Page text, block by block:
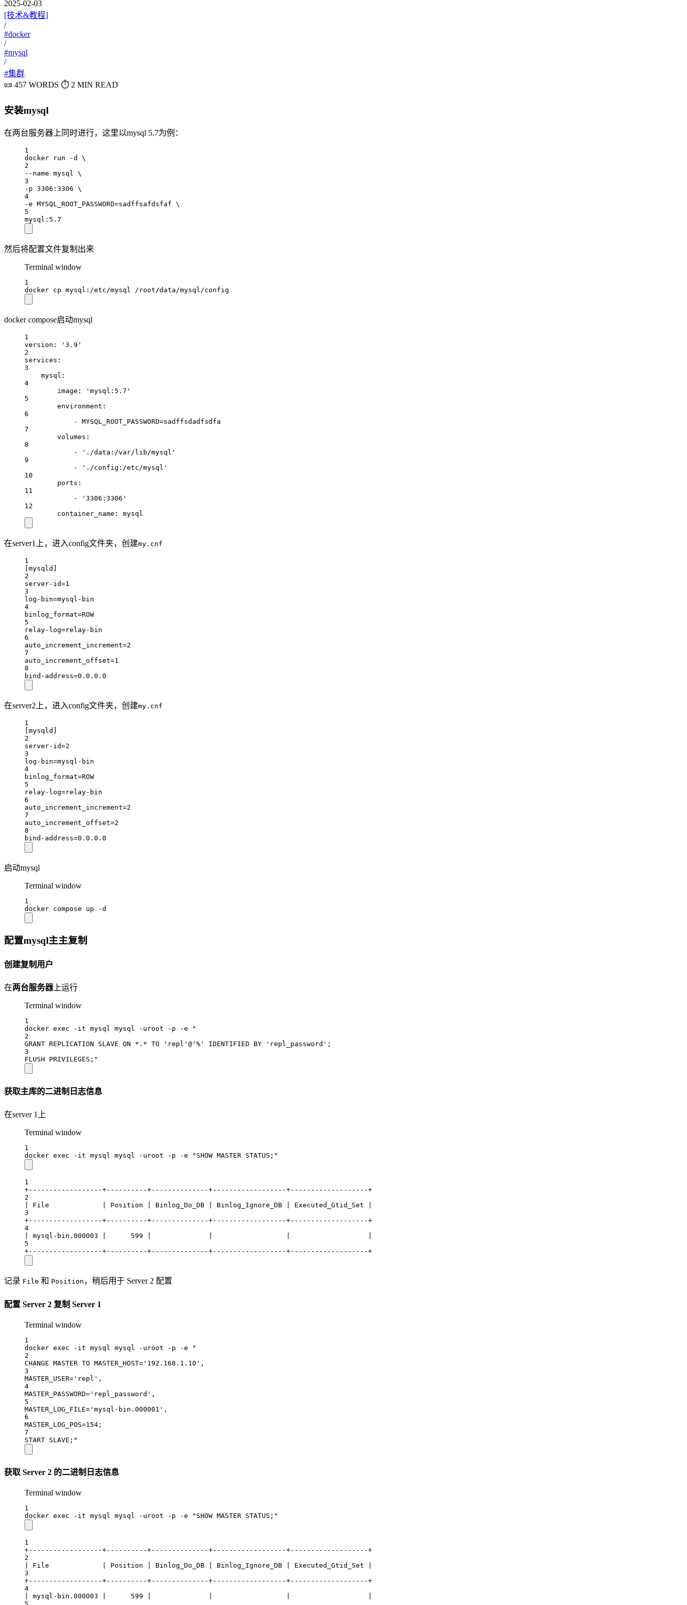
2025-02-03
[技术&教程]
/
#docker
/
#mysql
/
#集群
📜 457 WORDS ⏱️ 2 MIN READ
安装mysql
在两台服务器上同时进行，这里以mysql 5.7为例：
1
docker run -d \
2
--name mysql \
3
-p 3306:3306 \
4
-e MYSQL_ROOT_PASSWORD=sadffsafdsfaf \
5
mysql:5.7
然后将配置文件复制出来
Terminal window
1
docker cp mysql:/etc/mysql /root/data/mysql/config
docker compose启动mysql
1
version :
'3.9'
2
services :
3
mysql :
4
image :
'mysql:5.7'
5
environment :
6
- MYSQL_ROOT_PASSWORD=sadffsdadfsdfa
7
volumes :
8
-
'./data:/var/lib/mysql'
9
-
'./config:/etc/mysql'
10
ports :
11
-
'3306:3306'
12
container_name : mysql
在server1上，进入config文件夹，创建my.cnf
1
[mysqld]
2
server-id=1
3
log-bin=mysql-bin
4
binlog_format=ROW
5
relay-log=relay-bin
6
auto_increment_increment=2
7
auto_increment_offset=1
8
bind-address=0.0.0.0
在server2上，进入config文件夹，创建my.cnf
1
[mysqld]
2
server-id=2
3
log-bin=mysql-bin
4
binlog_format=ROW
5
relay-log=relay-bin
6
auto_increment_increment=2
7
auto_increment_offset=2
8
bind-address=0.0.0.0
启动mysql
Terminal window
1
docker compose up -d
配置mysql主主复制
创建复制用户
在两台服务器上运行
Terminal window
1
docker exec -it mysql mysql -uroot -p -e
"
2
GRANT REPLICATION SLAVE ON *.* TO 'repl'@'%' IDENTIFIED BY 'repl_password';
3
FLUSH PRIVILEGES;"
获取主库的二进制日志信息
在server 1上
Terminal window
1
docker exec -it mysql mysql -uroot -p -e "SHOW MASTER STATUS;"
1
+------------------+----------+--------------+------------------+-------------------+
2
| File             | Position | Binlog_Do_DB | Binlog_Ignore_DB | Executed_Gtid_Set |
3
+------------------+----------+--------------+------------------+-------------------+
4
| mysql-bin.000003 |      599 |              |                  |                   |
5
+------------------+----------+--------------+------------------+-------------------+
记录 File 和 Position ，稍后用于 Server 2 配置
配置 Server 2 复制 Server 1
Terminal window
1
docker exec -it mysql mysql -uroot -p -e
"
2
CHANGE MASTER TO MASTER_HOST='192.168.1.10',
3
MASTER_USER='repl',
4
MASTER_PASSWORD='repl_password',
5
MASTER_LOG_FILE='mysql-bin.000001',
6
MASTER_LOG_POS=154;
7
START SLAVE;"
获取 Server 2 的二进制日志信息
Terminal window
1
docker exec -it mysql mysql -uroot -p -e "SHOW MASTER STATUS;"
1
+------------------+----------+--------------+------------------+-------------------+
2
| File             | Position | Binlog_Do_DB | Binlog_Ignore_DB | Executed_Gtid_Set |
3
+------------------+----------+--------------+------------------+-------------------+
4
| mysql-bin.000003 |      599 |              |                  |                   |